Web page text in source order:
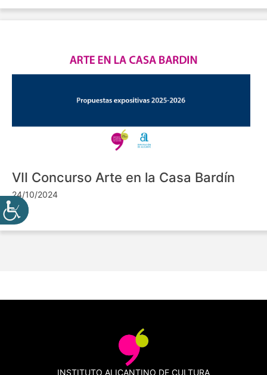
VII Concurso Arte en la Casa Bardín
24/10/2024
INSTITUTO ALICANTINO DE CULTURA